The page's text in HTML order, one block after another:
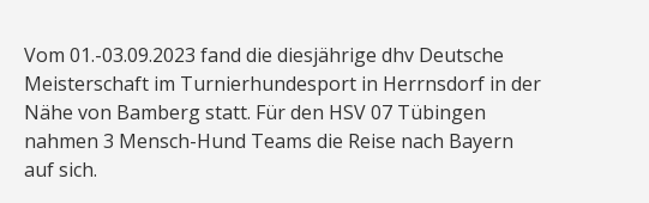
Vom 01.-03.09.2023 fand die diesjährige dhv Deutsche
Meisterschaft im Turnierhundesport in Herrnsdorf in der
Nähe von Bamberg statt. Für den HSV 07 Tübingen
nahmen 3 Mensch-Hund Teams die Reise nach Bayern
auf sich.